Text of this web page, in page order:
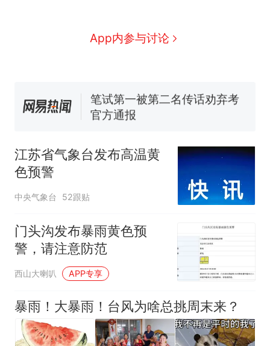
App内参与讨论
协会回应
男子上山采菌偶然发现鸡枞菌
来源：参考消息）
笔试第一被第二名传话劝弃考
官方通报
因老师一句“跟我回家”改写了
人生
江苏省气象台发布高温黄
色预警
中央气象台 52跟贴
门头沟发布暴雨黄色预
警，请注意防范
西山大喇叭 APP专享
暴雨！大暴雨！台风为啥总挑周末来？